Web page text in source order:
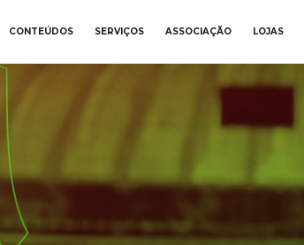
CONTEÚDOS SERVIÇOS ASSOCIAÇÃO LOJAS